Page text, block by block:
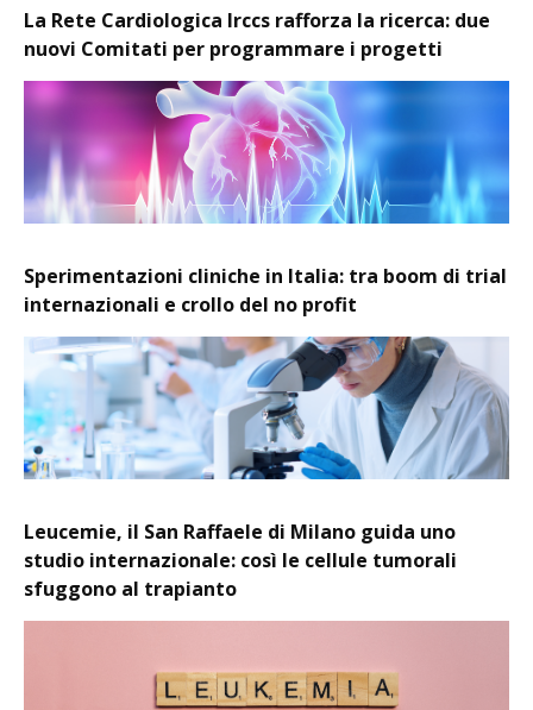
La Rete Cardiologica Irccs rafforza la ricerca: due
nuovi Comitati per programmare i progetti
Sperimentazioni cliniche in Italia: tra boom di trial
internazionali e crollo del no profit
Leucemie, il San Raffaele di Milano guida uno
studio internazionale: così le cellule tumorali
sfuggono al trapianto